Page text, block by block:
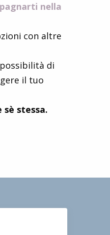
nella
con altre
di
il tuo
sè stessa.